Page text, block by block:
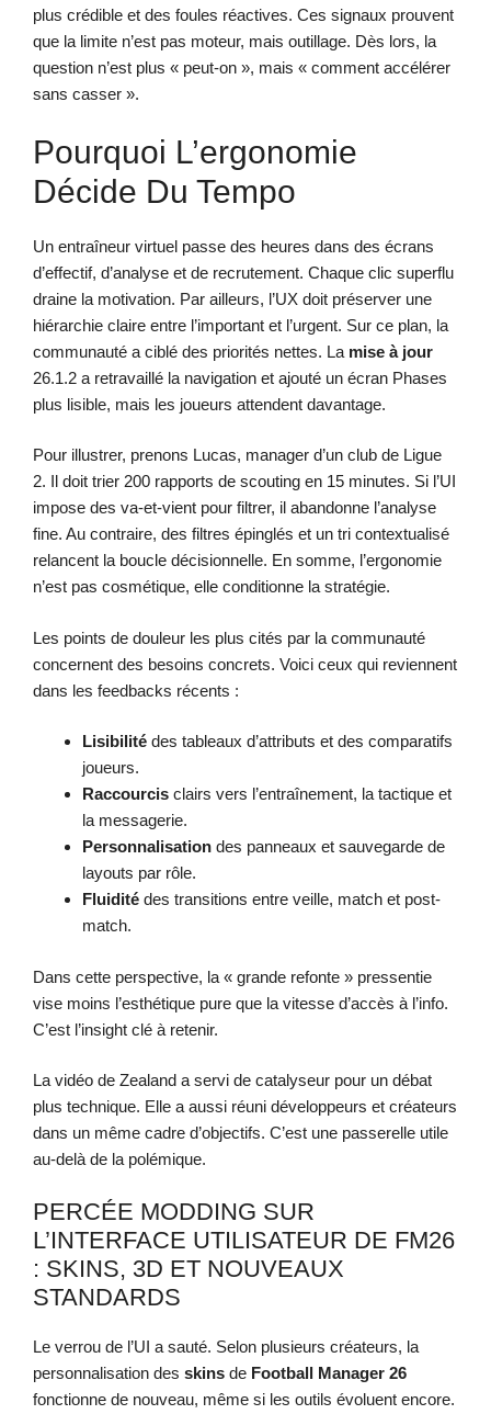
plus crédible et des foules réactives. Ces signaux prouvent
que la limite n’est pas moteur, mais outillage. Dès lors, la
question n’est plus « peut-on », mais « comment accélérer
sans casser ».
Pourquoi L’ergonomie
Décide Du Tempo
Un entraîneur virtuel passe des heures dans des écrans
d’effectif, d’analyse et de recrutement. Chaque clic superflu
draine la motivation. Par ailleurs, l’UX doit préserver une
hiérarchie claire entre l’important et l’urgent. Sur ce plan, la
communauté a ciblé des priorités nettes. La mise à jour
26.1.2 a retravaillé la navigation et ajouté un écran Phases
plus lisible, mais les joueurs attendent davantage.
Pour illustrer, prenons Lucas, manager d’un club de Ligue
2. Il doit trier 200 rapports de scouting en 15 minutes. Si l’UI
impose des va-et-vient pour filtrer, il abandonne l’analyse
fine. Au contraire, des filtres épinglés et un tri contextualisé
relancent la boucle décisionnelle. En somme, l’ergonomie
n’est pas cosmétique, elle conditionne la stratégie.
Les points de douleur les plus cités par la communauté
concernent des besoins concrets. Voici ceux qui reviennent
dans les feedbacks récents :
Lisibilité des tableaux d’attributs et des comparatifs
joueurs.
Raccourcis clairs vers l’entraînement, la tactique et
la messagerie.
Personnalisation des panneaux et sauvegarde de
layouts par rôle.
Fluidité des transitions entre veille, match et post-
match.
Dans cette perspective, la « grande refonte » pressentie
vise moins l’esthétique pure que la vitesse d’accès à l’info.
C’est l’insight clé à retenir.
La vidéo de Zealand a servi de catalyseur pour un débat
plus technique. Elle a aussi réuni développeurs et créateurs
dans un même cadre d’objectifs. C’est une passerelle utile
au-delà de la polémique.
PERCÉE MODDING SUR
L’INTERFACE UTILISATEUR DE FM26
: SKINS, 3D ET NOUVEAUX
STANDARDS
Le verrou de l’UI a sauté. Selon plusieurs créateurs, la
personnalisation des skins de Football Manager 26
fonctionne de nouveau, même si les outils évoluent encore.